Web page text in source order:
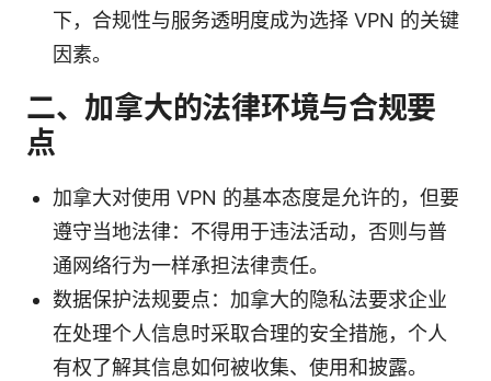
下，合规性与服务透明度成为选择 VPN 的关键
因素。
二、加拿大的法律环境与合规要
点
加拿大对使用 VPN 的基本态度是允许的，但要
遵守当地法律：不得用于违法活动，否则与普
通网络行为一样承担法律责任。
数据保护法规要点：加拿大的隐私法要求企业
在处理个人信息时采取合理的安全措施，个人
有权了解其信息如何被收集、使用和披露。